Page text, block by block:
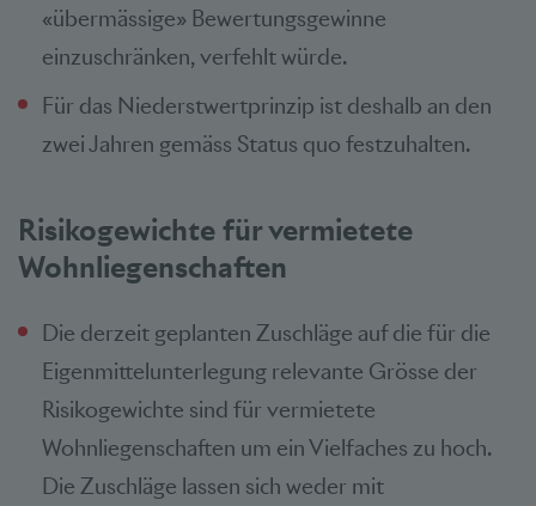
«übermässige» Bewertungsgewinne
einzuschränken, verfehlt würde.
Für das Niederstwertprinzip ist deshalb an den
zwei Jahren gemäss Status quo festzuhalten.
Risikogewichte für vermietete
Wohnliegenschaften
Die derzeit geplanten Zuschläge auf die für die
Eigenmittelunterlegung relevante Grösse der
Risikogewichte sind für vermietete
Wohnliegenschaften um ein Vielfaches zu hoch.
Die Zuschläge lassen sich weder mit